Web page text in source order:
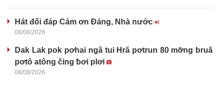
Hát đối đáp Cảm ơn Đảng, Nhà nước
08/08/2026
Dak Lak pok pơhai ngă tui Hră pơtrun 80 mơ̆ng bruă
pơtô atông čing ƀơi plơi
08/08/2026